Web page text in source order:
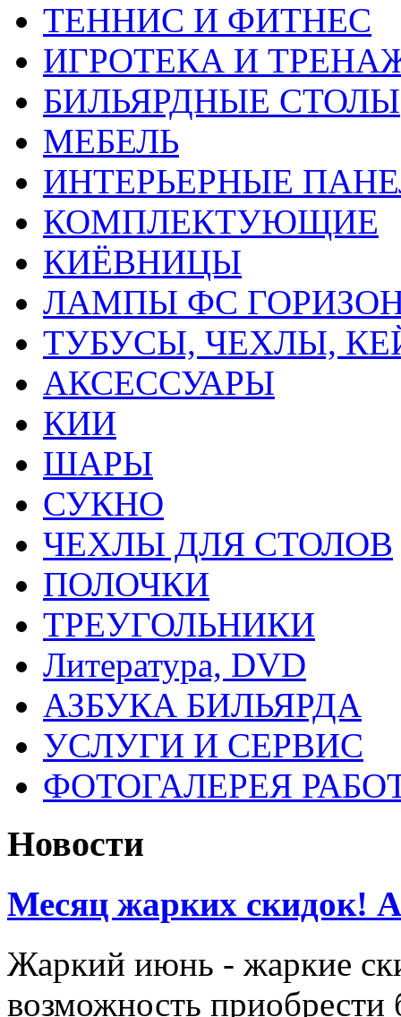
ТЕННИС И ФИТНЕС
ИГРОТЕКА И
БИЛЬЯРДНЫЕ СТОЛЫ
МЕБЕЛЬ
ИНТЕРЬЕРНЫЕ
КОМПЛЕКТУЮЩИЕ
КИЁВНИЦЫ
ЛАМПЫ ФС
ТУБУСЫ, ЧЕХЛЫ,
АКСЕССУАРЫ
КИИ
ШАРЫ
СУКНО
ЧЕХЛЫ ДЛЯ СТОЛОВ
ПОЛОЧКИ
ТРЕУГОЛЬНИКИ
Литература, DVD
АЗБУКА БИЛЬЯРДА
УСЛУГИ И СЕРВИС
ФОТОГАЛЕРЕЯ
Новости
Месяц жарких скидок!
Жаркий июнь - жаркие
возможность